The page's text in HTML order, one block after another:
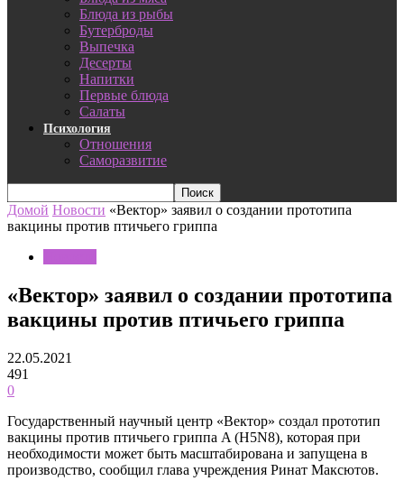
Блюда из рыбы
Бутерброды
Выпечка
Десерты
Напитки
Первые блюда
Салаты
Психология
Отношения
Саморазвитие
Домой Новости «Вектор» заявил о создании прототипа
вакцины против птичьего гриппа
«Вектор» заявил о создании прототипа
вакцины против птичьего гриппа
22.05.2021
491
0
Государственный научный центр «Вектор» создал прототип
вакцины против птичьего гриппа A (H5N8), которая при
необходимости может быть масштабирована и запущена в
производство, сообщил глава учреждения Ринат Максютов.